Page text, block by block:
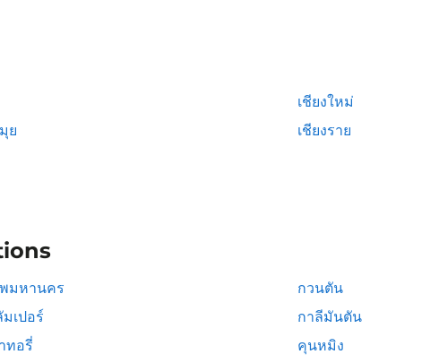
เชียงใหม่
ย
เชียงราย
พมหานคร
กวนตัน
เปอร์
กาลีมันตัน
ทอรี่
คุนหมิง